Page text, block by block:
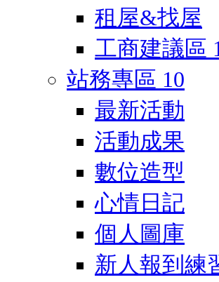
租屋&找屋
工商建議區
站務專區 10
最新活動
活動成果
數位造型
心情日記
個人圖庫
新人報到練